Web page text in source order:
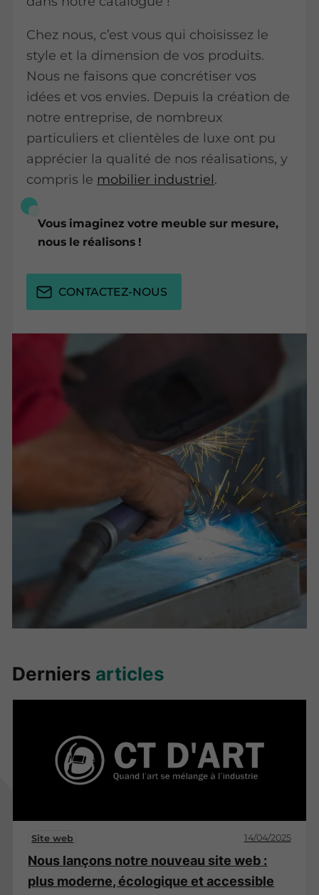
Chez nous, c’est vous qui choisissez le
style et la dimension de vos produits.
Nous ne faisons que concrétiser vos
idées et vos envies. Depuis la création de
notre entreprise, de nombreux
particuliers et clientèles de luxe ont pu
apprécier la qualité de nos réalisations, y
compris le mobilier industriel.
Vous imaginez votre meuble sur mesure,
nous le réalisons !
CONTACTEZ-NOUS
Derniers articles
Site web 14/04/2025
Nous lançons notre nouveau site web :
plus moderne, écologique et accessible